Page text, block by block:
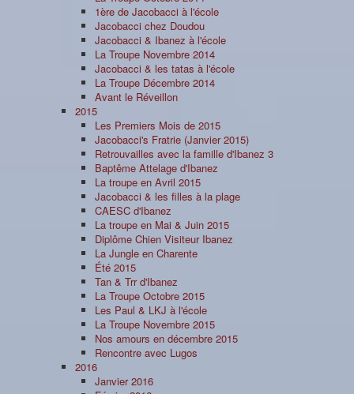
1ère de Jacobacci à l'école
Jacobacci chez Doudou
Jacobacci & Ibanez à l'école
La Troupe Novembre 2014
Jacobacci & les tatas à l'école
La Troupe Décembre 2014
Avant le Réveillon
2015
Les Premiers Mois de 2015
Jacobacci's Fratrie (Janvier 2015)
Retrouvailles avec la famille d'Ibanez 3
Baptême Attelage d'Ibanez
La troupe en Avril 2015
Jacobacci & les filles à la plage
CAESC d'Ibanez
La troupe en Mai & Juin 2015
Diplôme Chien Visiteur Ibanez
La Jungle en Charente
Été 2015
Tan & Trr d'Ibanez
La Troupe Octobre 2015
Les Paul & LKJ à l'école
La Troupe Novembre 2015
Nos amours en décembre 2015
Rencontre avec Lugos
2016
Janvier 2016